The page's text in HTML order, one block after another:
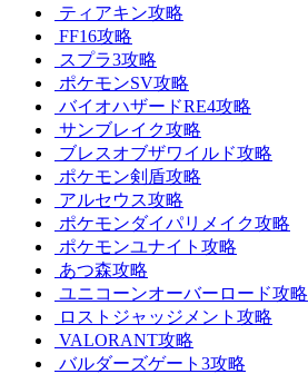
ティアキン攻略
FF16攻略
スプラ3攻略
ポケモンSV攻略
バイオハザードRE4攻略
サンブレイク攻略
ブレスオブザワイルド攻略
ポケモン剣盾攻略
アルセウス攻略
ポケモンダイパリメイク攻略
ポケモンユナイト攻略
あつ森攻略
ユニコーンオーバーロード攻略
ロストジャッジメント攻略
VALORANT攻略
バルダーズゲート3攻略